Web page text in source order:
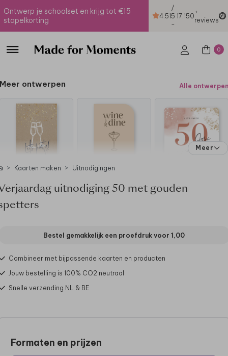
Ontwerp je schoolset en krijg tot €15
stapelkorting
4.51
/
5
-
17.150+
reviews
0
Meer ontwerpen Alle ontwerpen
Meer
Kaarten maken Uitnodigingen
uitnodiging 50 met gouden
Bestel gemakkelijk een proefdruk voor 1,00
Combineer met bijpassende kaarten en producten
Jouw bestelling is 100% CO2 neutraal
Snelle verzending NL & BE
Formaten en prijzen